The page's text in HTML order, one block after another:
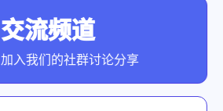
交流频道
加入我们的社群讨论分享
点击加入社群